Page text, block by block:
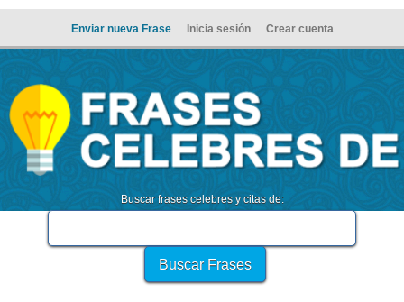
Enviar nueva Frase Inicia sesión Crear cuenta
Buscar frases celebres y citas de: